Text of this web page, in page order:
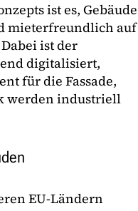
ist es, Gebäude
mieterfreundlich auf
ist der
digitalisiert,
für die Fassade,
werden industriell
EU-Ländern